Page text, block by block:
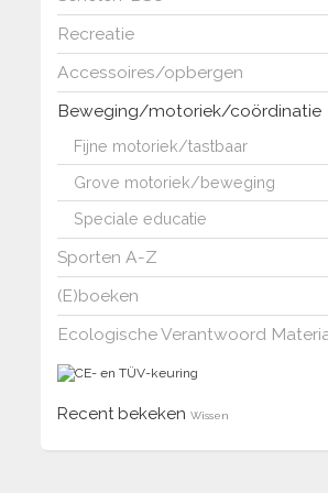
Recreatie
Accessoires/opbergen
Beweging/motoriek/coördinatie
Fijne motoriek/tastbaar
Grove motoriek/beweging
Speciale educatie
Sporten A-Z
(E)boeken
Ecologische Verantwoord
Recent bekeken Wissen